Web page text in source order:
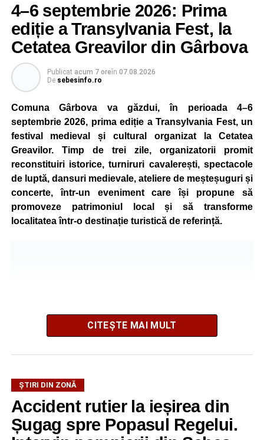
4–6 septembrie 2026: Prima
ediție a Transylvania Fest, la
Cetatea Greavilor din Gârbova
Publicat acum 7 oreîn 07.08.2026
De sebesinfo.ro
Comuna Gârbova va găzdui, în perioada 4–6
septembrie 2026, prima ediție a Transylvania Fest, un
festival medieval și cultural organizat la Cetatea
Greavilor. Timp de trei zile, organizatorii promit
reconstituiri istorice, turniruri cavalerești, spectacole
de luptă, dansuri medievale, ateliere de meșteșuguri și
concerte, într-un eveniment care își propune să
promoveze patrimoniul local și să transforme
localitatea într-o destinație turistică de referință.
Festivalul este organizat de
Liberi, în parteneriat cuPrimăria Comunei Gârbova
Ordinul Cetății Mühlbach, iar accesul publicului va fi
gratuit pe întreaga durată a manifestării.
CITEȘTE MAI MULT
ȘTIRI DIN ZONĂ
Accident rutier la ieșirea din
Șugag spre Popasul Regelui.